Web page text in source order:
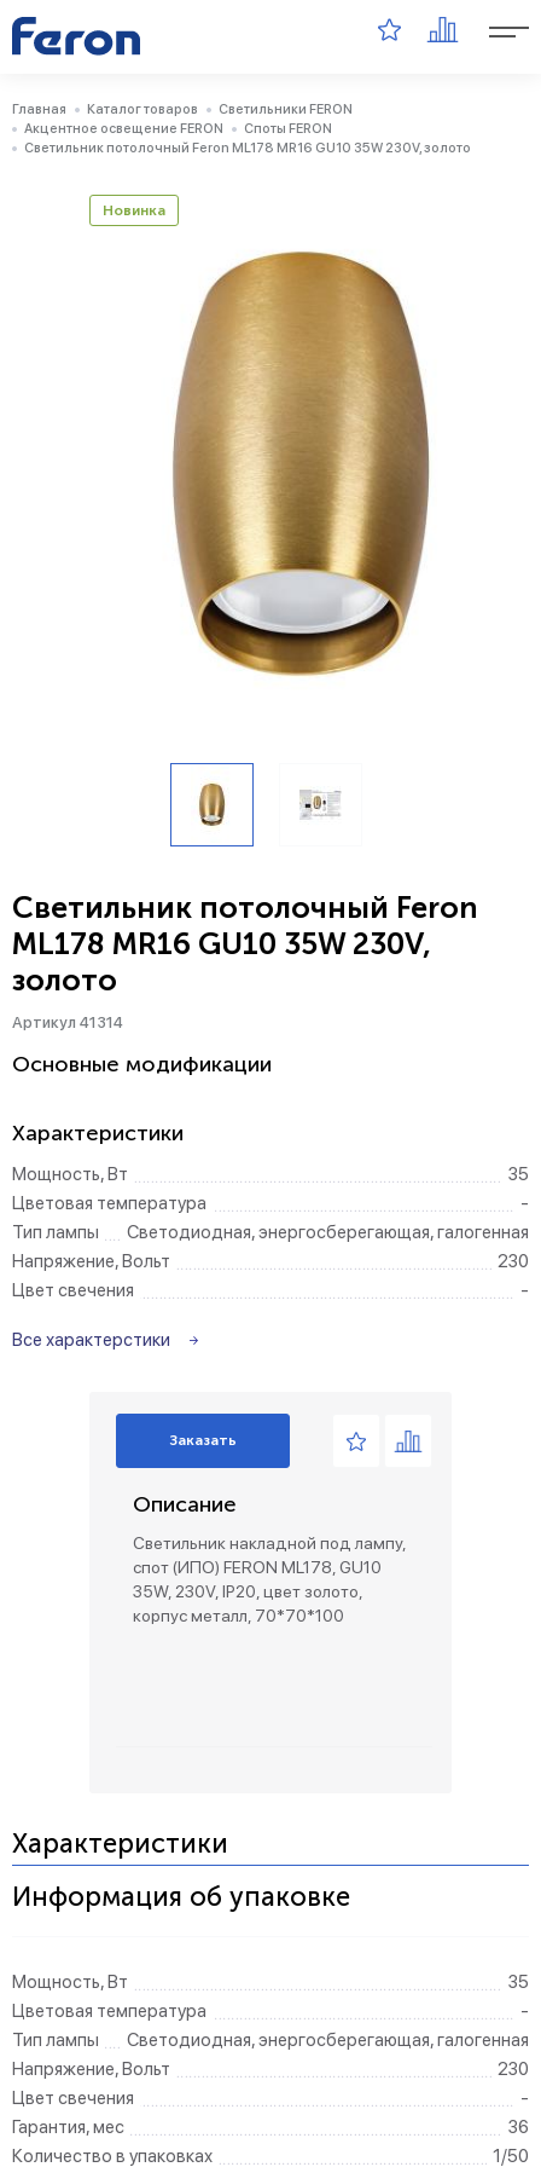
Главная Каталог товаров
Светильники FERON
Акцентное освещение FERON
Споты FERON
Светильник потолочный Feron ML178 MR16 GU10 35W 230V, золото
Новинка
Светильник потолочный Feron
ML178 MR16 GU10 35W 230V,
золото
Артикул 41314
Основные модификации
Характеристики
Мощность, Вт
35
Цветовая температура
-
Тип лампы
Светодиодная, энергосберегающая, галогенная
Напряжение, Вольт
230
Цвет свечения
-
Все характерстики
Заказать
Описание
Светильник накладной под лампу,
спот (ИПО) FERON ML178, GU10
35W, 230V, IP20, цвет золото,
корпус металл, 70*70*100
Характеристики
Информация об упаковке
Мощность, Вт
35
Цветовая температура
-
Тип лампы
Светодиодная, энергосберегающая, галогенная
Напряжение, Вольт
230
Цвет свечения
-
Гарантия, мес
36
Количество в упаковках
1/50